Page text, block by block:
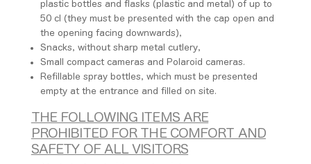
plastic bottles and flasks (plastic and metal) of up to
50 cl (they must be presented with the cap open and
the opening facing downwards),
Snacks, without sharp metal cutlery,
Small compact cameras and Polaroid cameras.
Refillable spray bottles, which must be presented
empty at the entrance and filled on site.
THE FOLLOWING ITEMS ARE
PROHIBITED FOR THE COMFORT AND
SAFETY OF ALL VISITORS